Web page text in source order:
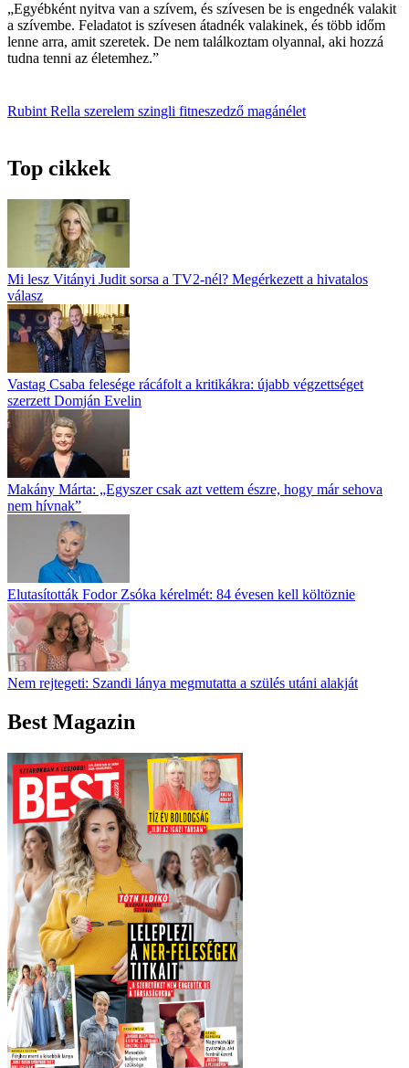
„Egyébként nyitva van a szívem, és szívesen be is engednék valakit
a szívembe. Feladatot is szívesen átadnék valakinek, és több időm
lenne arra, amit szeretek. De nem találkoztam olyannal, aki hozzá
tudna tenni az életemhez.”
Rubint Rella szerelem szingli fitneszedző magánélet
Top cikkek
Mi lesz Vitányi Judit sorsa a TV2-nél? Megérkezett a hivatalos
válasz
Vastag Csaba felesége rácáfolt a kritikákra: újabb végzettséget
szerzett Domján Evelin
Makány Márta: „Egyszer csak azt vettem észre, hogy már sehova
nem hívnak”
Elutasították Fodor Zsóka kérelmét: 84 évesen kell költöznie
Nem rejtegeti: Szandi lánya megmutatta a szülés utáni alakját
Best Magazin